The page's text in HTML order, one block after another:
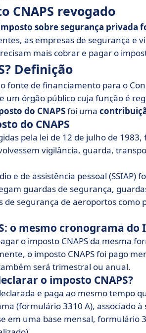
usar?
CNAPS revogado
sobre segurança privada
as empresas de segurança e
mais cobrar e pagar o
Definição
fonte de financiamento para o
um órgão público cuja função é
do CNAPSfoi uma
do CNAPS
pela lei de 12 de julho de 1983,
vigilância, guarda,
e de assistência pessoal (SSIAP)
guardas de segurança,
segurança de aeroportos como
o mesmo cronograma do
o imposto CNAPS da mesma
o imposto CNAPS foi pago
será trimestral ou anual.
o imposto CNAPS?
e paga ao mesmo tempo
(formulário 3310 A), associado
em uma base mensal, formulário